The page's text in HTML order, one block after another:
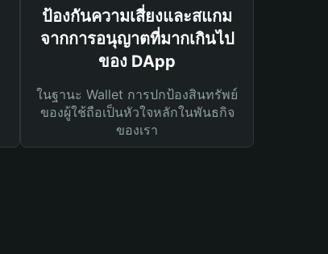
ป้องกันความเสี่ยงและสแกม
จากการอนุญาตที่มากเกินไป
ของ DApp
ในฐานะ Wallet การปกป้องสินทรัพย์
ของผู้ใช้ถือเป็นหัวใจหลักในพันธกิจ
ของเรา